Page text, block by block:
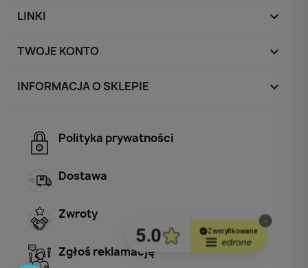
LINKI 
TWOJE KONTO 
INFORMACJA O SKLEPIE keyboard_arrow_down
Polityka prywatności
Dostawa
Zwroty
Zgłoś reklamację